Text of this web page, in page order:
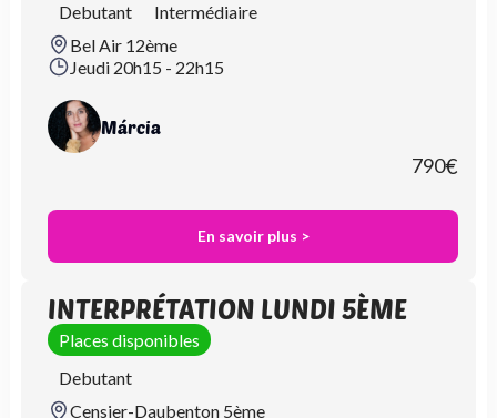
Debutant
Intermédiaire
Bel Air 12ème
Jeudi 20h15 - 22h15
Márcia
790€
En savoir plus >
INTERPRÉTATION LUNDI 5ÈME
Places disponibles
Debutant
Censier-Daubenton 5ème